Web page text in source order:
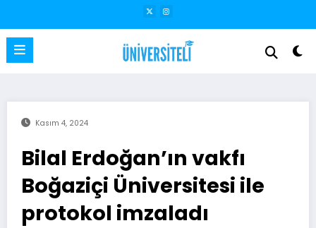
Kasım 4, 2024
Bilal Erdoğan’ın vakfı
Boğaziçi Üniversitesi ile
protokol imzaladı